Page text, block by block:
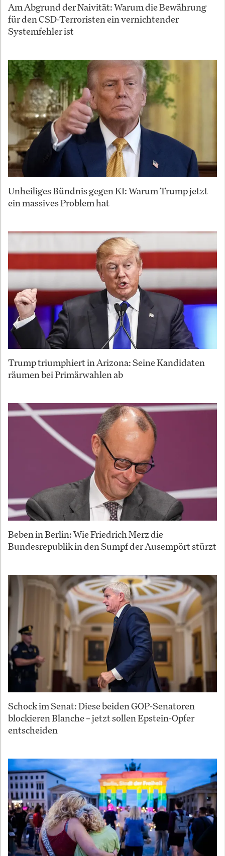
Am Abgrund der Naivität: Warum die Bewährung
für den CSD-Terroristen ein vernichtender
Systemfehler ist
Unheiliges Bündnis gegen KI: Warum Trump jetzt
ein massives Problem hat
Trump triumphiert in Arizona: Seine Kandidaten
räumen bei Primärwahlen ab
Beben in Berlin: Wie Friedrich Merz die
Bundesrepublik in den Sumpf der Ausempört stürzt
Schock im Senat: Diese beiden GOP-Senatoren
blockieren Blanche – jetzt sollen Epstein-Opfer
entscheiden